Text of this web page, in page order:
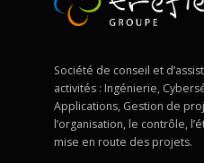
Société de conseil et
activités : Ingénierie,
Applications, Gestion de
l’organisation, le contrôle,
mise en route des projets.